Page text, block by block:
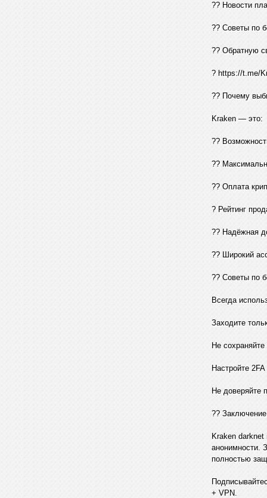
?? Новости
?? Советы по
?? Обратную
? https://t.me/
?? Почему
Kraken — это:
??
??
?? Оплата
? Рейтинг
?? Надёжная
?? Широкий
?? Советы по
Всегда
Заходите
Не
Настройте 2FA
Не доверяйте
?? Заключение
Kraken
анонимности.
полностью
+ VPN.